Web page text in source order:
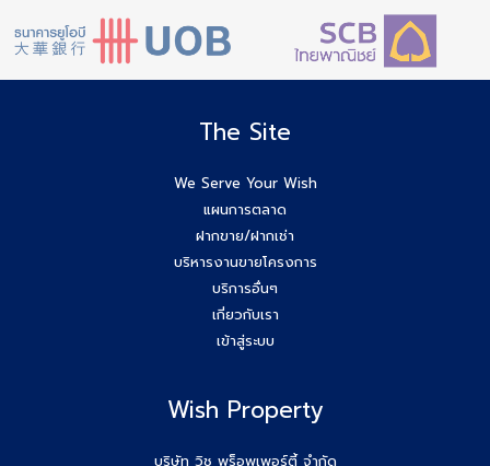
The Site
We Serve Your Wish
แผนการตลาด
ฝากขาย/ฝากเช่า
บริหารงานขายโครงการ
บริการอื่นๆ
เกี่ยวกับเรา
เข้าสู่ระบบ
Wish Property
บริษัท วิช พร็อพเพอร์ตี้ จำกัด